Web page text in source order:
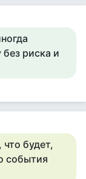
риска и
будет,
события